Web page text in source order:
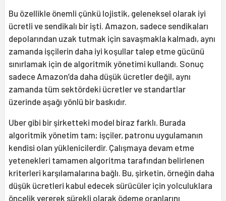
Bu özellikle önemli çünkü lojistik, geleneksel olarak iyi
ücretli ve sendikalı bir işti. Amazon, sadece sendikaları
depolarından uzak tutmak için savaşmakla kalmadı, aynı
zamanda işçilerin daha iyi koşullar talep etme gücünü
sınırlamak için de algoritmik yönetimi kullandı. Sonuç
sadece Amazon’da daha düşük ücretler değil, aynı
zamanda tüm sektördeki ücretler ve standartlar
üzerinde aşağı yönlü bir baskıdır.
Uber gibi bir şirketteki model biraz farklı. Burada
algoritmik yönetim tam; işçiler, patronu uygulamanın
kendisi olan yüklenicilerdir. Çalışmaya devam etme
yetenekleri tamamen algoritma tarafından belirlenen
kriterleri karşılamalarına bağlı. Bu, şirketin, örneğin daha
düşük ücretleri kabul edecek sürücüler için yolculuklara
öncelik vererek sürekli olarak ödeme oranlarını